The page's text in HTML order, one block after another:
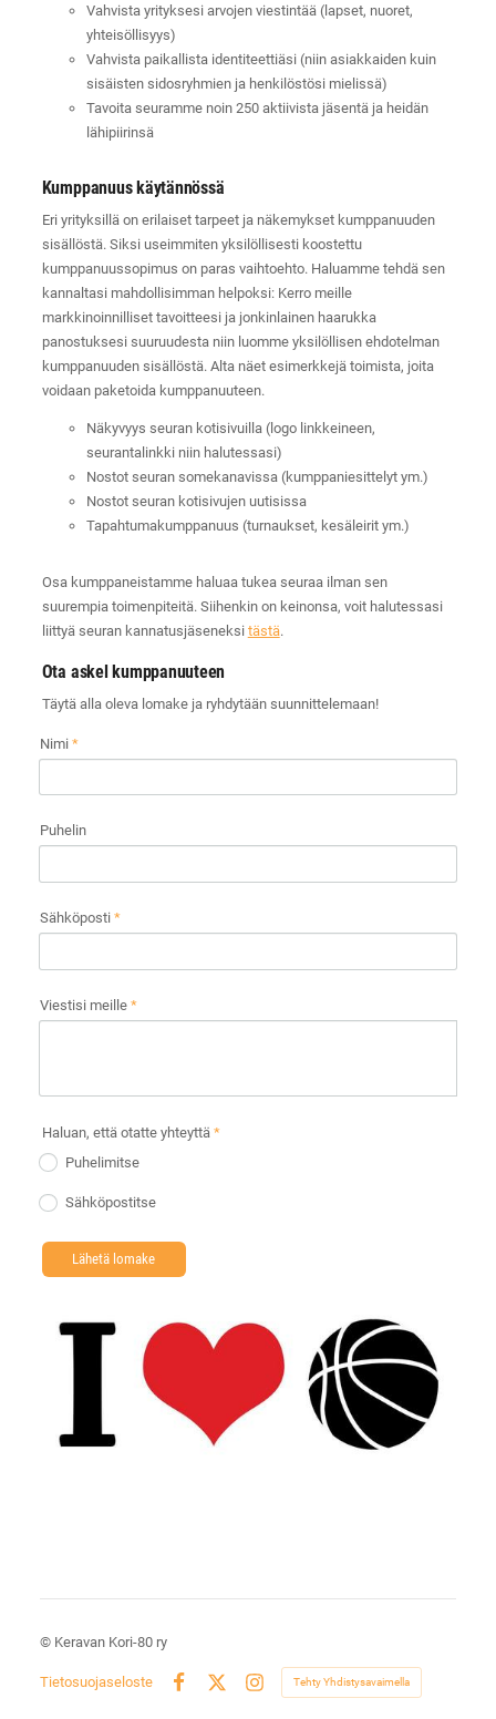
Vahvista yrityksesi arvojen viestintää (lapset, nuoret,
yhteisöllisyys)
Vahvista paikallista identiteettiäsi (niin asiakkaiden kuin
sisäisten sidosryhmien ja henkilöstösi mielissä)
Tavoita seuramme noin 250 aktiivista jäsentä ja heidän
lähipiirinsä
Kumppanuus käytännössä
Eri yrityksillä on erilaiset tarpeet ja näkemykset kumppanuuden
sisällöstä. Siksi useimmiten yksilöllisesti koostettu
kumppanuussopimus on paras vaihtoehto. Haluamme tehdä sen
kannaltasi mahdollisimman helpoksi: Kerro meille
markkinoinnilliset tavoitteesi ja jonkinlainen haarukka
panostuksesi suuruudesta niin luomme yksilöllisen ehdotelman
kumppanuuden sisällöstä. Alta näet esimerkkejä toimista, joita
voidaan paketoida kumppanuuteen.
Näkyvyys seuran kotisivuilla (logo linkkeineen,
seurantalinkki niin halutessasi)
Nostot seuran somekanavissa (kumppaniesittelyt ym.)
Nostot seuran kotisivujen uutisissa
Tapahtumakumppanuus (turnaukset, kesäleirit ym.)
Osa kumppaneistamme haluaa tukea seuraa ilman sen
suurempia toimenpiteitä. Siihenkin on keinonsa, voit halutessasi
liittyä seuran kannatusjäseneksi tästä.
Ota askel kumppanuuteen
Täytä alla oleva lomake ja ryhdytään suunnittelemaan!
Nimi *
Puhelin
Sähköposti *
Viestisi meille *
Haluan, että otatte yhteyttä*
Puhelimitse
Sähköpostitse
Lähetä lomake
© Keravan Kori-80 ry
Tietosuojaseloste
Instagram
Tehty Yhdistysavaimella